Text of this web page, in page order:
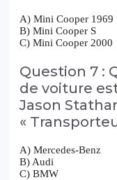
A) Mini Cooper 1969
B) Mini Cooper S
C) Mini Cooper 2000
Question 7 :
de voiture
Jason
«
A) Mercedes-Benz
B) Audi
C) BMW